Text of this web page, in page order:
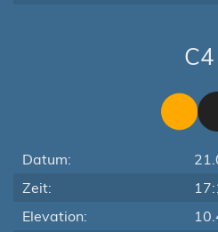
C4
Datum:
Zeit:
Elevation: